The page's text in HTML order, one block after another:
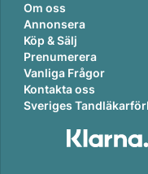
Om oss
Annonsera
Köp & Sälj
Prenumerera
Vanliga Frågor
Kontakta oss
Sveriges